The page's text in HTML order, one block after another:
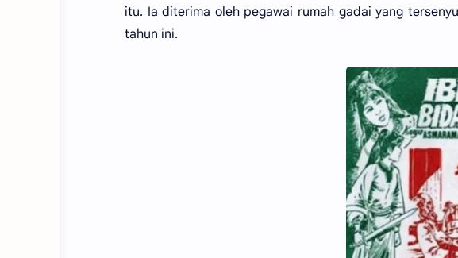
itu. Ia diterima oleh pegawai rumah gadai yang
tahun ini.